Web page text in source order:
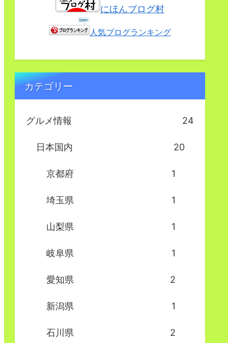
にほんブログ村
人気ブログランキング
カテゴリー
グルメ情報 24
日本国内 20
京都府 1
埼玉県 1
山梨県 1
岐阜県 1
愛知県 2
新潟県 1
石川県 2